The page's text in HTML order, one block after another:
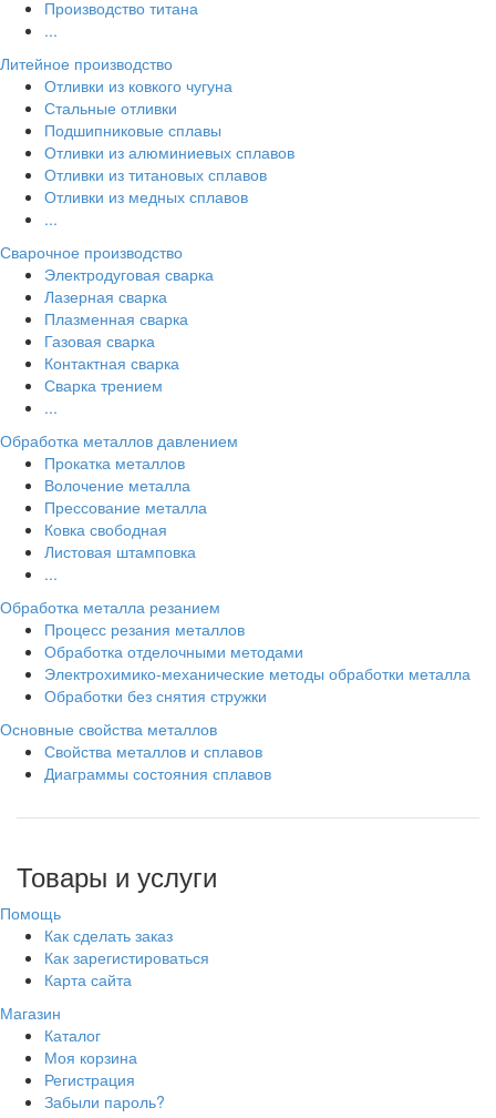
Производство титана
...
Литейное производство
Отливки из ковкого чугуна
Стальные отливки
Подшипниковые сплавы
Отливки из алюминиевых сплавов
Отливки из титановых сплавов
Отливки из медных сплавов
...
Сварочное производство
Электродуговая сварка
Лазерная сварка
Плазменная сварка
Газовая сварка
Контактная сварка
Сварка трением
...
Обработка металлов давлением
Прокатка металлов
Волочение металла
Прессование металла
Ковка свободная
Листовая штамповка
...
Обработка металла резанием
Процесс резания металлов
Обработка отделочными методами
Электрохимико-механические методы обработки металла
Обработки без снятия стружки
Основные свойства металлов
Свойства металлов и сплавов
Диаграммы состояния сплавов
Товары и услуги
Помощь
Как сделать заказ
Как зарегистироваться
Карта сайта
Магазин
Каталог
Моя корзина
Регистрация
Забыли пароль?